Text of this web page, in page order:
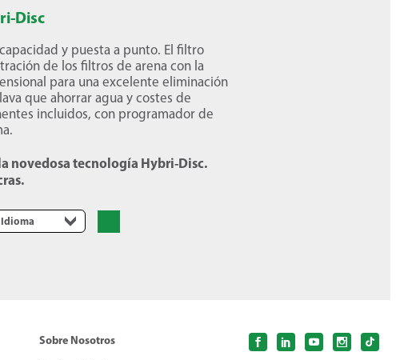
Disc
y puesta a punto. El filtro
de los filtros de arena con la
para una excelente eliminación
que ahorrar agua y costes de
incluidos, con programador de
novedosa tecnología Hybri-Disc.
Sobre Nosotros